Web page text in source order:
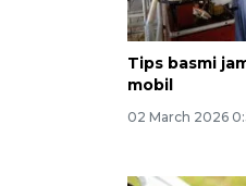
Tips basmi
mobil
02 March 2026